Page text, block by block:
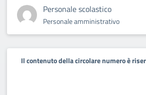
Personale scolastico
Personale amministrativo
Il contenuto della circolare numero è